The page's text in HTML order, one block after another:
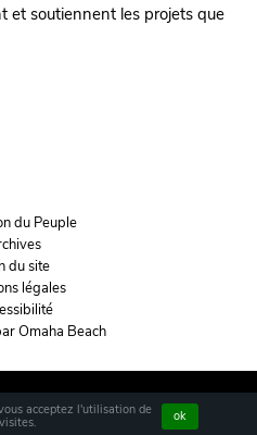
acceptez l'utilisation de
ok
et soutiennent les projets que
du Peuple
du site
légales
Omaha Beach